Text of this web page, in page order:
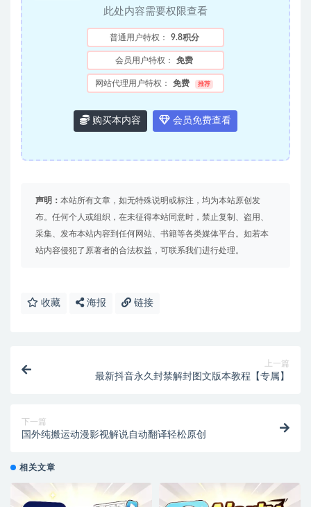
此处内容需要权限查看
普通用户特权： 9.8积分
会员用户特权： 免费
网站代理用户特权： 免费 推荐
购买本内容 会员免费查看
声明： 本站所有文章，如无特殊说明或标注，均为本站原创发
布。任何个人或组织，在未征得本站同意时，禁止复制、盗用、
采集、发布本站内容到任何网站、书籍等各类媒体平台。如若本
站内容侵犯了原著者的合法权益，可联系我们进行处理。
收藏 海报 链接
上一篇
最新抖音永久封禁解封图文版本教程【专属】
下一篇
国外纯搬运动漫影视解说自动翻译轻松原创
相关文章